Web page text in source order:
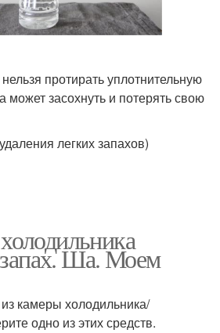
протирать уплотнительную
может засохнуть и потерять свою
легких запахов)
Ша. Моем
камеры холодильника/
одно из этих средств.